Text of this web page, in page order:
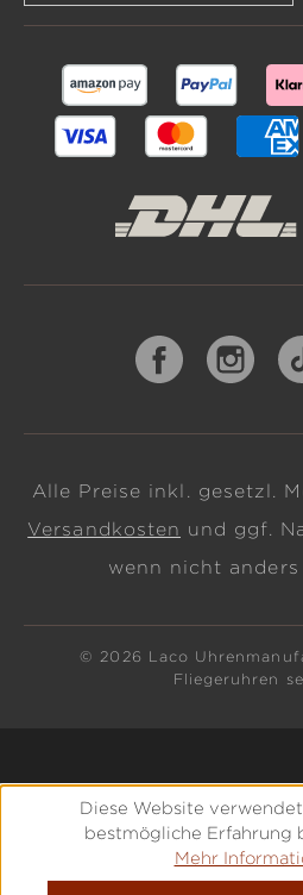
Alle Preise inkl. gesetzl.
Versandkosten und ggf.
wenn nicht anders
© 2026 Laco
Fliegeruhren
Diese Website
bestmögliche Erfahrung
Mehr